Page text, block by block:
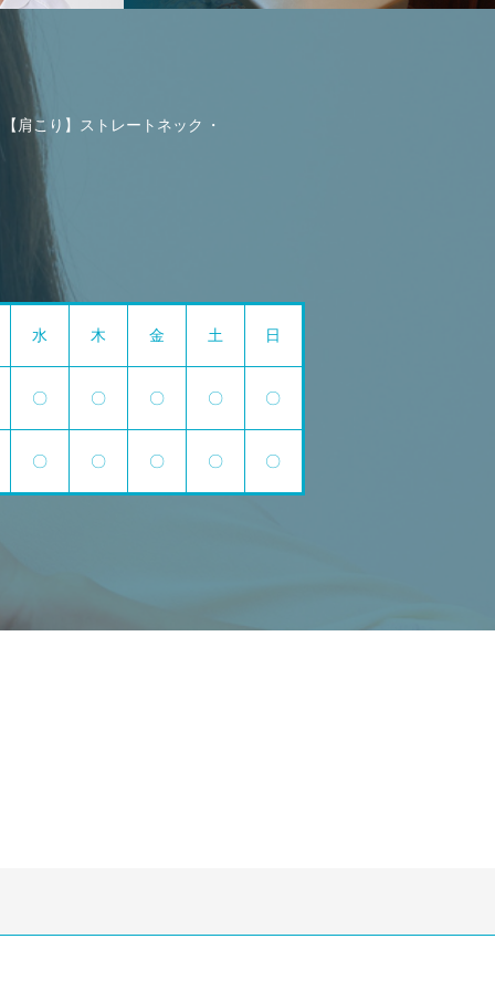
【肩こり】ストレートネック
水 木 金 土 日
〇 〇 〇 〇 〇
〇 〇 〇 〇 〇